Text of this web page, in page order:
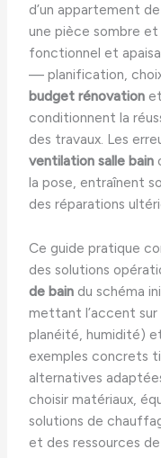
d’un appartement
une pièce sombre et
fonctionnel et
— planification,
budget rénovation
conditionnent la
des travaux. Les
ventilation salle bain
la pose, entraînent
des réparations
Ce guide pratique
des solutions
de bain du schéma
mettant l’accent
planéité, humidité)
exemples concrets
alternatives
choisir matériaux,
solutions de
et des ressources